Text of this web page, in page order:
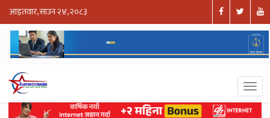
आइतवार, साउन २४, २०८३